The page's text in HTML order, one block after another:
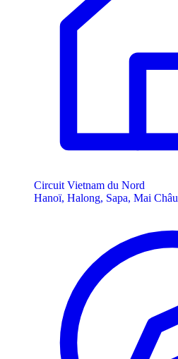
Circuit Vietnam du Nord
Hanoï, Halong, Sapa, Mai Châu